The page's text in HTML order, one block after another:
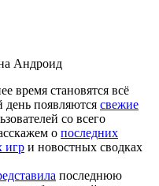
Андроид
время становятся всё
появляются свежие
со всего
о последних
игр и новостных сводках
последнюю